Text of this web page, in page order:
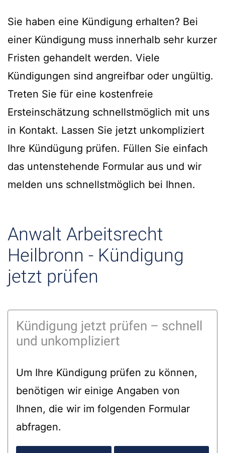
Sie haben eine Kündigung erhalten? Bei
einer Kündigung muss innerhalb sehr kurzer
Fristen gehandelt werden. Viele
Kündigungen sind angreifbar oder ungültig.
Treten Sie für eine kostenfreie
Ersteinschätzung schnellstmöglich mit uns
in Kontakt. Lassen Sie jetzt unkompliziert
Ihre Kündügung prüfen. Füllen Sie einfach
das untenstehende Formular aus und wir
melden uns schnellstmöglich bei Ihnen.
Anwalt Arbeitsrecht
Heilbronn - Kündigung
jetzt prüfen
Kündigung jetzt prüfen – schnell
und unkompliziert
Um Ihre Kündigung prüfen zu können,
benötigen wir einige Angaben von
Ihnen, die wir im folgenden Formular
abfragen.